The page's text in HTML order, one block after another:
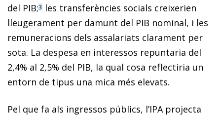
del PIB;3 les transferències socials creixerien
lleugerament per damunt del PIB nominal, i les
remuneracions dels assalariats clarament per
sota. La despesa en interessos repuntaria del
2,4% al 2,5% del PIB, la qual cosa reflectiria un
entorn de tipus una mica més elevats.
Pel que fa als ingressos públics, l’IPA projecta